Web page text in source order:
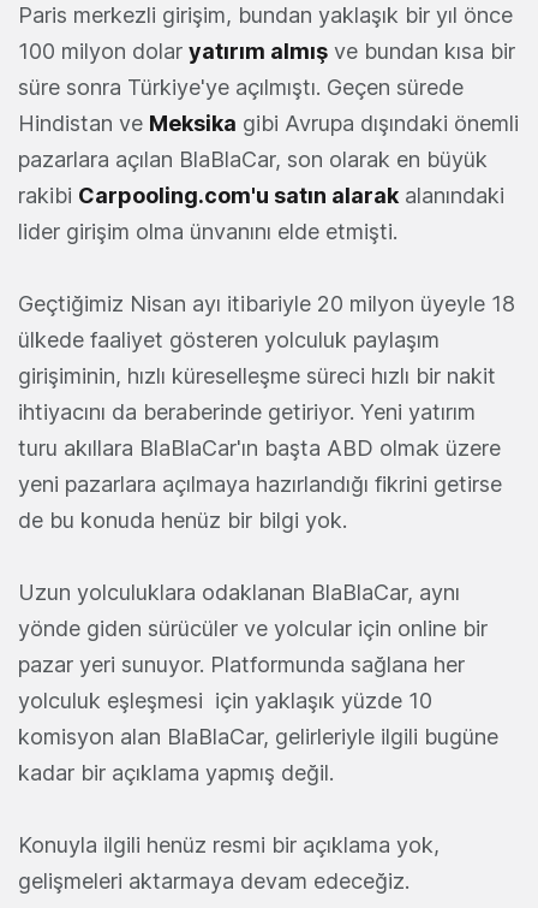
Paris merkezli girişim, bundan yaklaşık bir yıl önce
100 milyon dolar yatırım almış ve bundan kısa bir
süre sonra Türkiye'ye açılmıştı. Geçen sürede
Hindistan ve Meksika gibi Avrupa dışındaki önemli
pazarlara açılan BlaBlaCar, son olarak en büyük
rakibi Carpooling.com'u satın alarak alanındaki
lider girişim olma ünvanını elde etmişti.
Geçtiğimiz Nisan ayı itibariyle 20 milyon üyeyle 18
ülkede faaliyet gösteren yolculuk paylaşım
girişiminin, hızlı küreselleşme süreci hızlı bir nakit
ihtiyacını da beraberinde getiriyor. Yeni yatırım
turu akıllara BlaBlaCar'ın başta ABD olmak üzere
yeni pazarlara açılmaya hazırlandığı fikrini getirse
de bu konuda henüz bir bilgi yok.
Uzun yolculuklara odaklanan BlaBlaCar, aynı
yönde giden sürücüler ve yolcular için online bir
pazar yeri sunuyor. Platformunda sağlana her
yolculuk eşleşmesi için yaklaşık yüzde 10
komisyon alan BlaBlaCar, gelirleriyle ilgili bugüne
kadar bir açıklama yapmış değil.
Konuyla ilgili henüz resmi bir açıklama yok,
gelişmeleri aktarmaya devam edeceğiz.